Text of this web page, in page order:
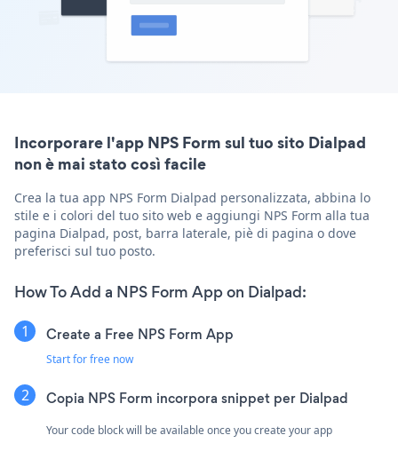
Incorporare l'app NPS Form sul tuo sito Dialpad
non è mai stato così facile
Crea la tua app NPS Form Dialpad personalizzata, abbina lo
stile e i colori del tuo sito web e aggiungi NPS Form alla tua
pagina Dialpad, post, barra laterale, piè di pagina o dove
preferisci sul tuo posto.
How To Add a NPS Form App on Dialpad:
Create a Free NPS Form App
Start for free now
Copia NPS Form incorpora snippet per Dialpad
Your code block will be available once you create your app